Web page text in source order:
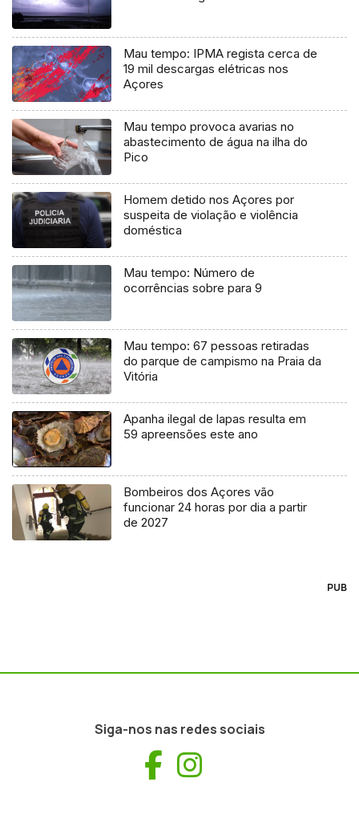
Mau tempo: IPMA regista cerca de
19 mil descargas elétricas nos
Açores
Mau tempo provoca avarias no
abastecimento de água na ilha do
Pico
Homem detido nos Açores por
suspeita de violação e violência
doméstica
Mau tempo: Número de
ocorrências sobre para 9
Mau tempo: 67 pessoas retiradas
do parque de campismo na Praia da
Vitória
Apanha ilegal de lapas resulta em
59 apreensões este ano
Bombeiros dos Açores vão
funcionar 24 horas por dia a partir
de 2027
PUB
Siga-nos nas redes sociais
Facebook